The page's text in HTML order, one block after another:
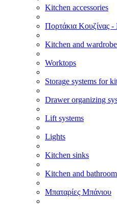
Kitchen accessories
Πορτάκια Κουζίνας
Kitchen and wardrobe
Worktops
Storage systems for
Drawer organizing
Lift systems
Lights
Kitchen sinks
Kitchen and
Μπαταρίες Μπάνιου